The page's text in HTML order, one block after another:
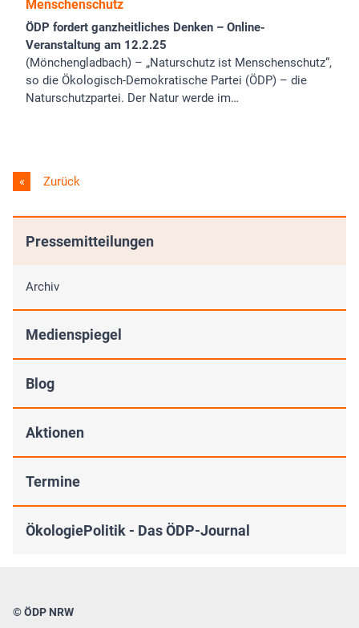
Menschenschutz
ÖDP fordert ganzheitliches Denken – Online-
Veranstaltung am 12.2.25
(Mönchengladbach) – „Naturschutz ist Menschenschutz“,
so die Ökologisch-Demokratische Partei (ÖDP) – die
Naturschutzpartei. Der Natur werde im…
Zurück
Pressemitteilungen
Archiv
Medienspiegel
Blog
Aktionen
Termine
ÖkologiePolitik - Das ÖDP-Journal
© ÖDP NRW